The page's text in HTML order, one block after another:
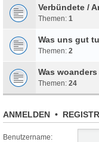
Verbündete /
Themen: 1
Was uns gut
Themen: 2
Was
Themen: 24
ANMELDEN •
Benutzername: